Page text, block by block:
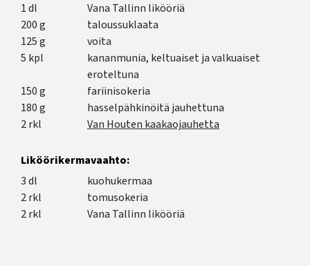
1 dl
Vana Tallinn likööriä
200 g
taloussuklaata
125 g
voita
5 kpl
kananmunia, keltuaiset ja valkuaiset
eroteltuna
150 g
fariinisokeria
180 g
hasselpähkinöitä jauhettuna
2 rkl
Van Houten kaakaojauhetta
Liköörikermavaahto:
3 dl
kuohukermaa
2 rkl
tomusokeria
2 rkl
Vana Tallinn likööriä